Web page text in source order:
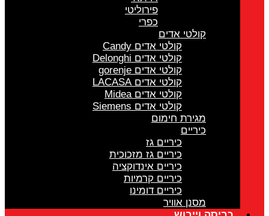
פירוליטי
כפרי
קולטי אדים
קולטי אדים Candy
קולטי אדים Delonghi
קולטי אדים gorenje
קולטי אדים LACASA
קולטי אדים Midea
קולטי אדים Siemens
מגירת חימום
כיריים
כיריים גז
כיריים גז מזכוכית
כיריים אינדוקציה
כיריים קרמיות
כיריים דומינו
מסנן אוויר